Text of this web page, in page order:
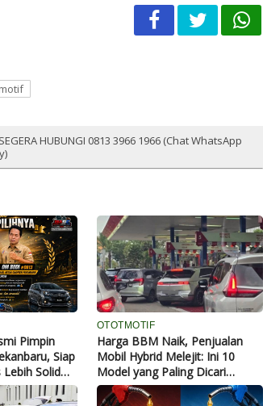
HUBUNGI 0813 3966 1966 (Chat WhatsApp
Pimpin
Siap
Solid
untuk
OTOTMOTIF
Harga BBM Naik, Penjualan
Mobil Hybrid Melejit: Ini 10
Model yang Paling Dicari
Konsumen